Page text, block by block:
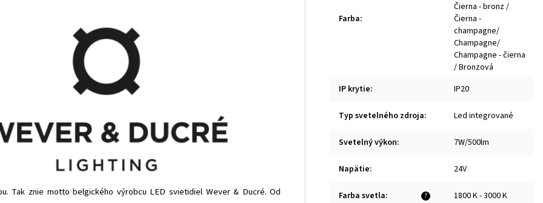
Tak znie motto belgického výrobcu LED svietidiel Wever & Ducré. Od
Farba:
Čierna - bronz /
Čierna -
champagne/
Champagne/
Champagne - čierna
/ Bronzová
IP krytie: IP20
Typ svetelného zdroja: Led integrované
Svetelný výkon: 7W/500lm
Napätie: 24V
?
Farba svetla: 1800 K - 3000 K